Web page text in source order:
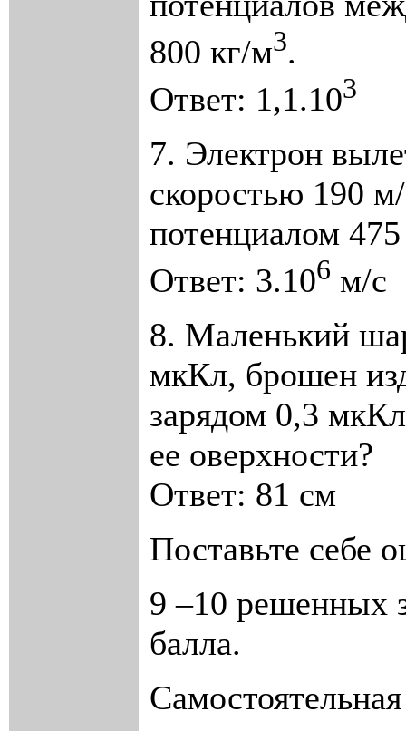
800 кг/м3.
Ответ: 1,1.103
7. Электрон
скоростью 190
потенциалом
Ответ: 3.106 м/с
8. Маленький
мкКл, брошен
зарядом 0,3
ее оверхности?
Ответ: 81 см
Поставьте себе
9 –10 решенных
балла.